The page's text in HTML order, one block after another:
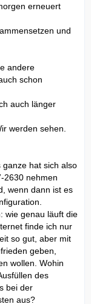
erneuert
und
andere
schon
auch länger
werden sehen.
hat sich also
2630 nehmen
wenn dann ist es
wie genau läuft die
finde ich nur
so gut, aber mit
geben,
wollen. Wohin
des
bei der
aus?